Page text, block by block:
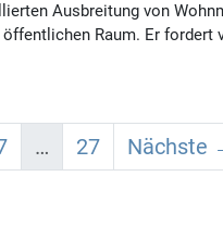
Ausbreitung von
Raum. Er fordert
… 27 Nächste